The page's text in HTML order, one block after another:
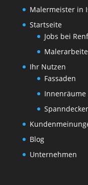
Malermeister in
Startseite
Jobs bei
Ihr Nutzen
Fassaden
Innenräume
Blog
Unternehmen